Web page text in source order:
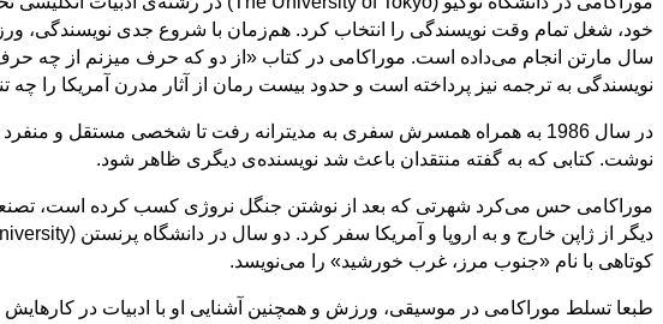
خود، شغل تمام وقت نویسندگی را انتخاب کرد. هم‌زمان با شروع جدی
سال مارتن انجام می‌داده است. موراکامی در کتاب «از دو که حرف میزنم از چه
نویسندگی به ترجمه نیز پرداخته است و حدود بیست رمان از آثار مدرن آمریکا را چه
در سال 1986 به همراه همسرش سفری به مدیترانه رفت تا شخصی مستقل و
نوشت. کتابی که به گفته منتقدان باعث شد نویسنده‌ی دیگری ظاهر شود.
کوتاهی با نام «جنوب مرز، غرب خورشید» را می‌نویسد.
طبعا تسلط موراکامی در موسیقی، ورزش و همچنین آشنایی او با ادبیات در